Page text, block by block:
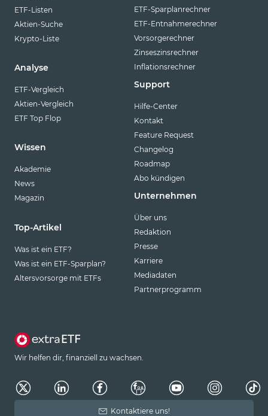
ETF-Listen
Aktien-Suche
Krypto-Liste
Analyse
ETF-Vergleich
Aktien-Vergleich
ETF Top Flop
Wissen
Akademie
News
Magazin
Top-Artikel
Was ist ein ETF?
Was ist ein ETF-Sparplan?
Altersvorsorge mit ETFs
ETF-Sparplanrechner
ETF-Entnahmerechner
Vorsorgerechner
Zinseszinsrechner
Inflationsrechner
Support
Hilfe-Center
Kontakt
Feature Request
Changelog
Roadmap
Abo kündigen
Unternehmen
Über uns
Redaktion
Presse
Karriere
Mediadaten
Partnerprogramm
Wir helfen dir, finanziell zu wachsen.
Kontaktiere uns!